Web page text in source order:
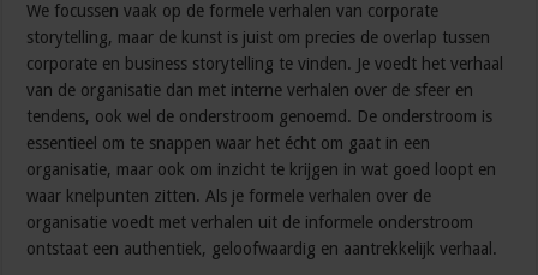
We focussen vaak op de formele verhalen van corporate
storytelling, maar de kunst is juist om precies de overlap tussen
corporate en business storytelling te vinden. Je voedt het verhaal
van de organisatie dan met interne verhalen over de sfeer en
tendens, ook wel de onderstroom genoemd. De onderstroom is
essentieel om te snappen waar het écht om gaat in een
organisatie, maar ook om inzicht te krijgen in wat goed loopt en
waar knelpunten zitten. Als je formele verhalen over de
organisatie voedt met verhalen uit de informele onderstroom
ontstaat een authentiek, geloofwaardig en aantrekkelijk verhaal.